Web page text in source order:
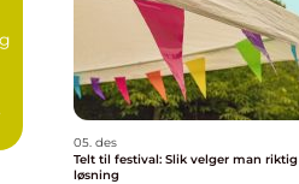
05. des
Telt til festival: Slik velger man riktig
løsning